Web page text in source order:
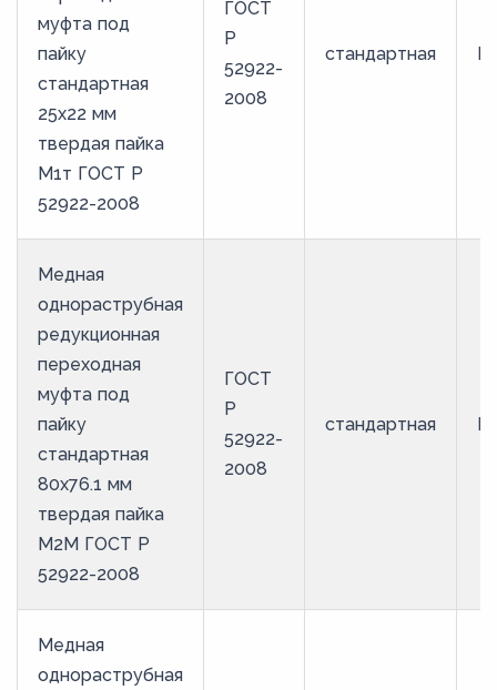
муфта под
пайку
стандартная
25х22 мм
твердая пайка
М1т ГОСТ Р
52922-2008
ГОСТ
Р
52922-
2008
стандартная
Медная
однораструбная
редукционная
переходная
муфта под
пайку
стандартная
80х76.1 мм
твердая пайка
М2М ГОСТ Р
52922-2008
ГОСТ
Р
52922-
2008
стандартная
Медная
однораструбная